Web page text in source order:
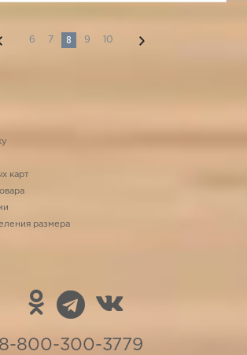
6 7 8 9 10
карт
размера
8-800-300-3779